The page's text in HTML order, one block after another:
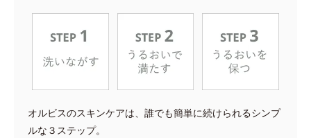
オルビスのスキンケアは、誰でも簡単に続けられるシンプ
ルな３ステップ。